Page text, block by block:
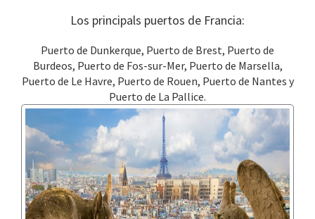
Los principals puertos de Francia:
Puerto de Dunkerque, Puerto de Brest, Puerto de
Burdeos, Puerto de Fos-sur-Mer, Puerto de Marsella,
Puerto de Le Havre, Puerto de Rouen, Puerto de Nantes y
Puerto de La Pallice.